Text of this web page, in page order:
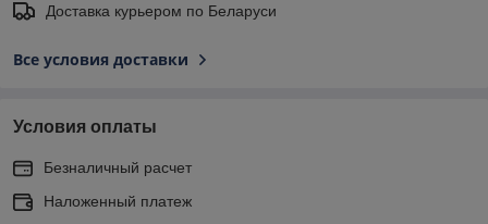
Доставка курьером по Беларуси
Все условия доставки
Условия оплаты
Безналичный расчет
Наложенный платеж